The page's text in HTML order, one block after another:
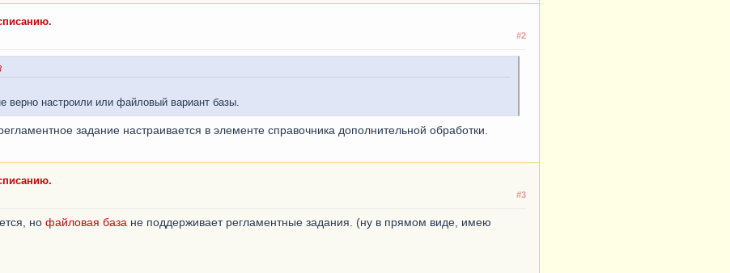
#2
верно настроили или файловый вариант базы.
задание настраивается в элементе справочника дополнительной обработки.
#3
но файловая база не поддерживает регламентные задания. (ну в прямом виде, имею